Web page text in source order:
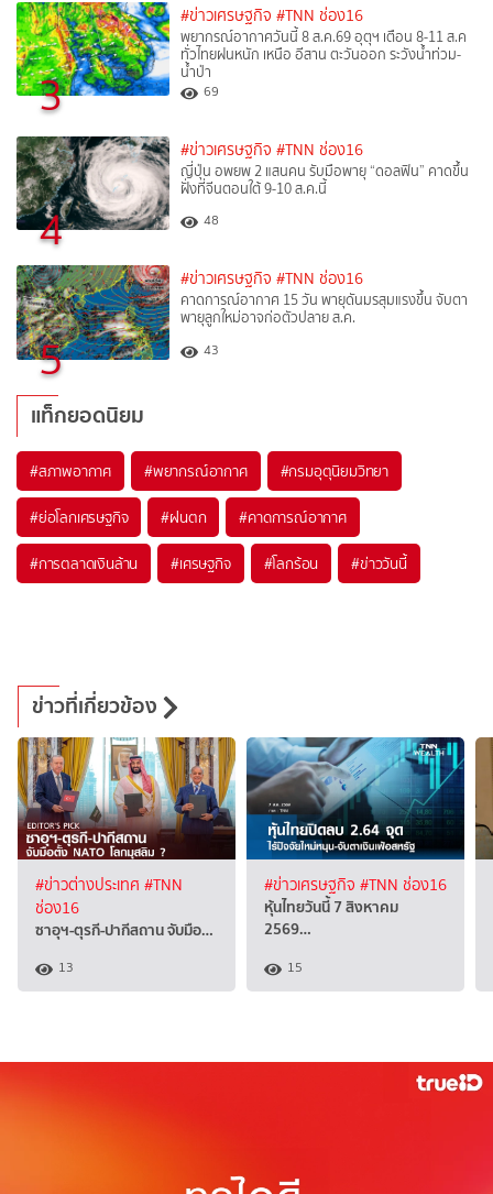
3
#ข่าวเศรษฐกิจ #TNN ช่อง16
พยากรณ์อากาศวันนี้ 8 ส.ค.69 อุตุฯ เตือน 8-11 ส.ค
ทั่วไทยฝนหนัก เหนือ อีสาน ตะวันออก ระวังน้ำท่วม-
น้ำป่า
69
4
#ข่าวเศรษฐกิจ #TNN ช่อง16
ญี่ปุ่น อพยพ 2 แสนคน รับมือพายุ “ดอลฟิน” คาดขึ้น
ฝั่งที่จีนตอนใต้ 9-10 ส.ค.นี้
48
5
#ข่าวเศรษฐกิจ #TNN ช่อง16
คาดการณ์อากาศ 15 วัน พายุดันมรสุมแรงขึ้น จับตา
พายุลูกใหม่อาจก่อตัวปลาย ส.ค.
43
แท็กยอดนิยม
#สภาพอากาศ #พยากรณ์อากาศ #กรมอุตุนิยมวิทยา
#ย่อโลกเศรษฐกิจ #ฝนตก #คาดการณ์อากาศ
#การตลาดเงินล้าน #เศรษฐกิจ #โลกร้อน #ข่าววันนี้
ข่าวที่เกี่ยวข้อง
#ข่าวต่างประเทศ #TNN
ช่อง16
ซาอุฯ-ตุรกี-ปากีสถาน จับมือ…
13
#ข่าวเศรษฐกิจ #TNN ช่อง16
หุ้นไทยวันนี้ 7 สิงหาคม
2569…
15